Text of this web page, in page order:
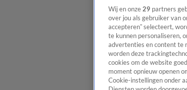
Wij en onze 29 partners
over jou als gebruiker van
accepteren” selecteert,
te kunnen personaliseren,
advertenties en content te
worden deze
cookies om de website
moment opnieuw openen
Cookie-instellingen onder